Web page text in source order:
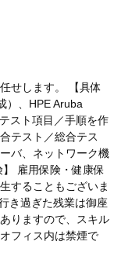
せします。 【具体
）、HPE Aruba
スト項目／手順を作
テスト／総合テス
バ、ネットワーク機
雇用保険・健康保
することもございま
き過ぎた残業は御座
りますので、スキル
フィス内は禁煙で